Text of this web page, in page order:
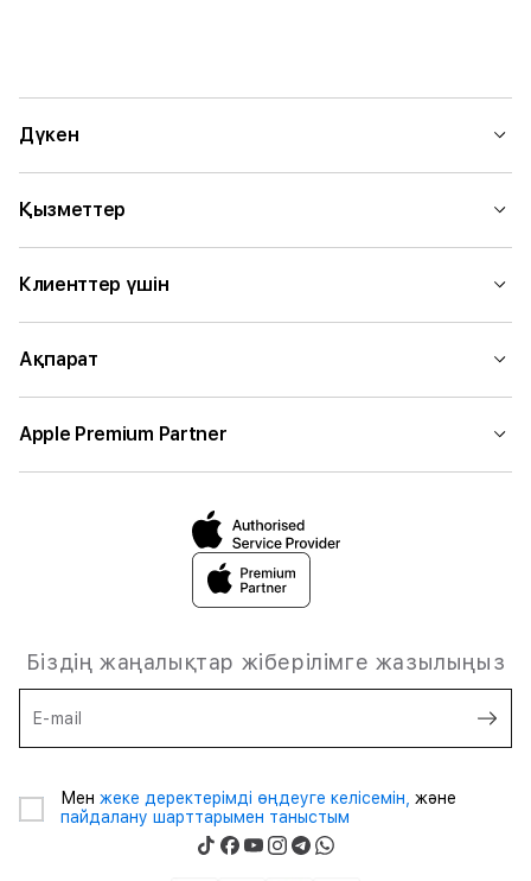
Дүкен
Қызметтер
Клиенттер үшін
Ақпарат
Apple Premium Partner
Біздің жаңалықтар жіберілімге жазылыңыз
E-mail
Мен жеке деректерімді өңдеуге келісемін, және
пайдалану шарттарымен таныстым